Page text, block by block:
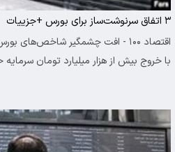
۳ اتفاق سرنوشت‌ساز برای بورس +جزییات
اقتصاد ۱۰۰ - افت چشمگیر شاخص‌های
با خروج بیش از هزار میلیارد تومان